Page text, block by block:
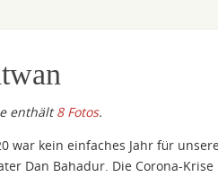
enthält8 Fotos.
war kein einfaches Jahr für
Dan Bahadur. Die Corona-